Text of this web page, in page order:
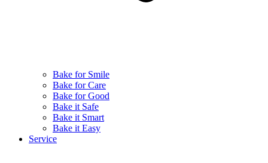
Bake for Smile
Bake for Care
Bake for Good
Bake it Safe
Bake it Smart
Bake it Easy
Service